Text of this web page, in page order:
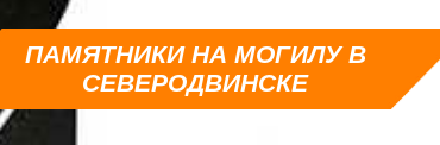
ПАМЯТНИКИ НА МОГИЛУ В
СЕВЕРОДВИНСКЕ